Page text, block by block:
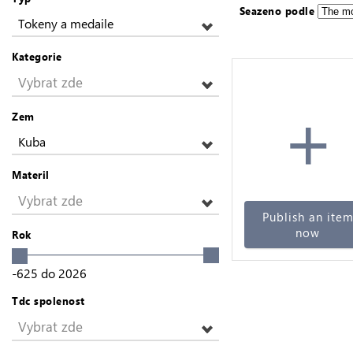
Tokeny a medaile
Kategorie
Vybrat zde
Zem
Kuba
Materil
Vybrat zde
Rok
-625 do 2026
Tdc spolenost
Vybrat zde
Seazeno podle
+
Publish an item
now